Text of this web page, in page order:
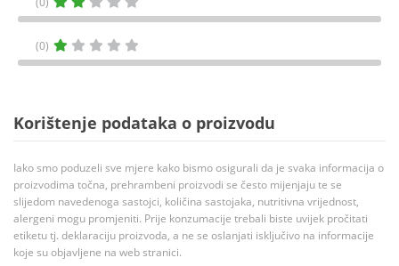
(0)
Korištenje podataka o proizvodu
Iako smo poduzeli sve mjere kako bismo osigurali da je svaka informacija o
proizvodima točna, prehrambeni proizvodi se često mijenjaju te se
slijedom navedenoga sastojci, količina sastojaka, nutritivna vrijednost,
alergeni mogu promjeniti. Prije konzumacije trebali biste uvijek pročitati
etiketu tj. deklaraciju proizvoda, a ne se oslanjati isključivo na informacije
koje su objavljene na web stranici.